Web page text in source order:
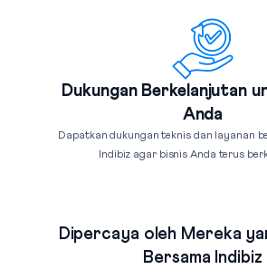
Dukungan Berkelanjutan
Anda
Dapatkan dukungan teknis dan layanan
Indibiz agar bisnis Anda terus
Dipercaya oleh Mereka
Bersama Indibiz